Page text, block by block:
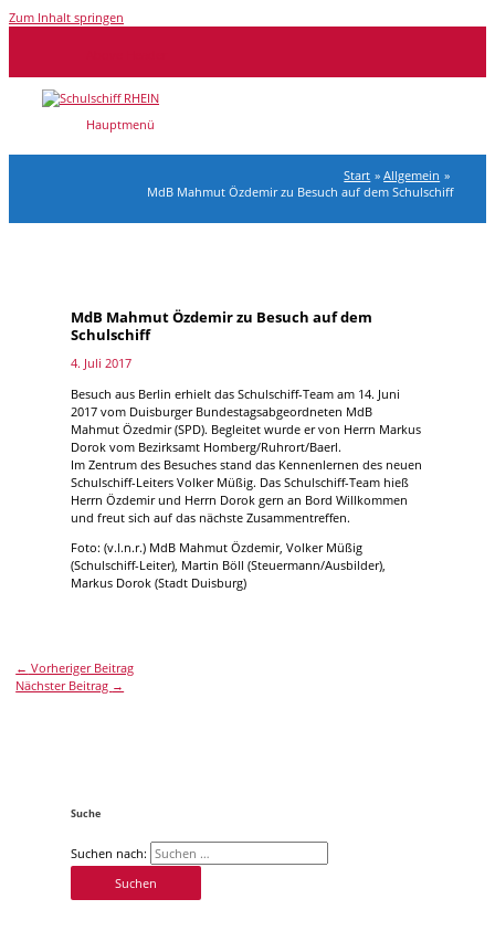
Zum Inhalt springen
Hauptmenü
Start
Allgemein
MdB Mahmut Özdemir zu Besuch auf dem Schulschiff
MdB Mahmut Özdemir zu Besuch auf dem
Schulschiff
4. Juli 2017
Besuch aus Berlin erhielt das Schulschiff-Team am 14. Juni
2017 vom Duisburger Bundestagsabgeordneten MdB
Mahmut Özedmir (SPD). Begleitet wurde er von Herrn Markus
Dorok vom Bezirksamt Homberg/Ruhrort/Baerl.
Im Zentrum des Besuches stand das Kennenlernen des neuen
Schulschiff-Leiters Volker Müßig. Das Schulschiff-Team hieß
Herrn Özdemir und Herrn Dorok gern an Bord Willkommen
und freut sich auf das nächste Zusammentreffen.
Foto: (v.l.n.r.) MdB Mahmut Özdemir, Volker Müßig
(Schulschiff-Leiter), Martin Böll (Steuermann/Ausbilder),
Markus Dorok (Stadt Duisburg)
← Vorheriger Beitrag
Nächster Beitrag →
Suche
Suchen nach: